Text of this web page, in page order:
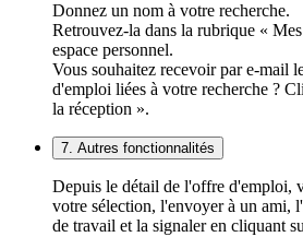
Donnez un nom à votre recherche.
Retrouvez-la dans la rubrique «
espace personnel.
Vous souhaitez recevoir par e-mail
d'emploi liées à votre recherche ?
la réception ».
7. Autres fonctionnalités
Depuis le détail de l'offre d'emploi,
votre sélection, l'envoyer à un ami,
de travail et la signaler en cliquant